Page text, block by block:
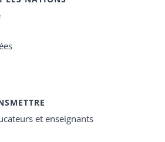
et enseignants